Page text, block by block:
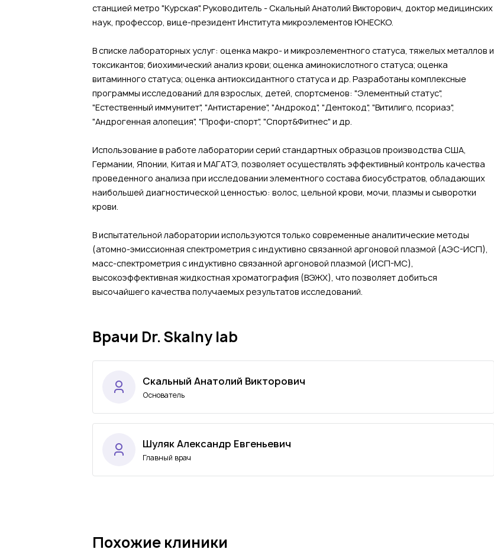
станцией метро "Курская". Руководитель - Скальный Анатолий Викторович, доктор медицинских
наук, профессор, вице-президент Института микроэлементов ЮНЕСКО.
В списке лабораторных услуг: оценка макро- и микроэлементного статуса, тяжелых металлов и
токсикантов; биохимический анализ крови; оценка аминокислотного статуса; оценка
витаминного статуса; оценка антиоксидантного статуса и др. Разработаны комплексные
программы исследований для взрослых, детей, спортсменов: "Элементный статус",
"Естественный иммунитет", "Антистарение", "Андрокод", "Дентокод", "Витилиго, псориаз",
"Андрогенная алопеция", "Профи-спорт", "Спорт&Фитнес" и др.
Использование в работе лаборатории серий стандартных образцов производства США,
Германии, Японии, Китая и МАГАТЭ, позволяет осуществлять эффективный контроль качества
проведенного анализа при исследовании элементного состава биосубстратов, обладающих
наибольшей диагностической ценностью: волос, цельной крови, мочи, плазмы и сыворотки
крови.
В испытательной лаборатории используются только современные аналитические методы
(атомно-эмиссионная спектрометрия с индуктивно связанной аргоновой плазмой (АЭС-ИСП),
масс-спектрометрия с индуктивно связанной аргоновой плазмой (ИСП-МС),
высокоэффективная жидкостная хроматография (ВЭЖХ), что позволяет добиться
высочайшего качества получаемых результатов исследований.
Врачи Dr. Skalny lab
Скальный Анатолий Викторович
Основатель
Шуляк Александр Евгеньевич
Главный врач
Похожие клиники